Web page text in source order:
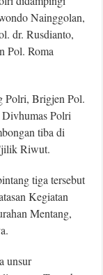
Nainggolan,
dr. Rusdianto,
Pol. Roma
Polri, Brigjen Pol.
Polri
tiba di
Riwut.
tiga tersebut
Kegiatan
Mentang,
unsur